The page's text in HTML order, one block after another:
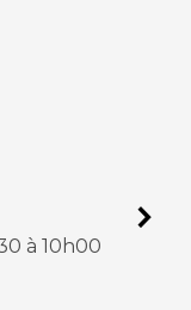
à 10h00